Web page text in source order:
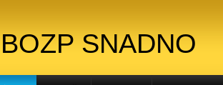
BOZP SNADNO